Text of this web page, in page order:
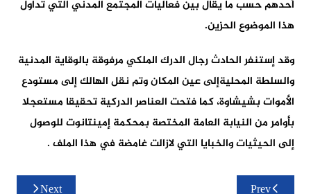
أحدهم حسب ما يقال بين فعاليات المجتمع المدني التي تداول
هذا الموضوع الحزين.
وقد إستنفر الحادث رجال الدرك الملكي مرفوقة بالوقاية المدنية
والسلطة المحليةإلى عين المكان وتم نقل الهالك إلى مستودع
الأموات بشيشاوة، كما فتحت العناصر الدركية تحقيقا مستعجلا
بأوامر من النيابة العامة المختصة بمحكمة إمينتانوت للوصول
إلى الحيثيات والخبايا التي لازالت غامضة في هذا الملف .
تصفّحPrev
Next